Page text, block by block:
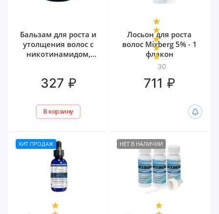
Бальзам для роста и
утолщения волос с
никотинамидом,
300 мл
327 ₽
В корзину
30
Лосьон для роста
волос Mixberg 5% - 1
флакон
711 ₽
ХИТ ПРОДАЖ НЕТ В НАЛИЧИИ